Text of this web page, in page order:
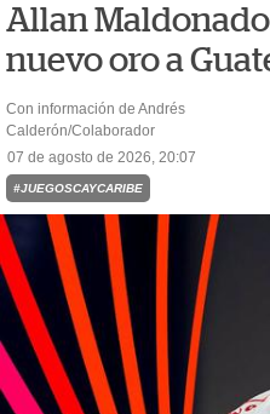
Allan
nuevo oro a
Con información de Andrés
Calderón/Colaborador
07 de agosto de 2026, 20:07
#JUEGOSCAYCARIBE